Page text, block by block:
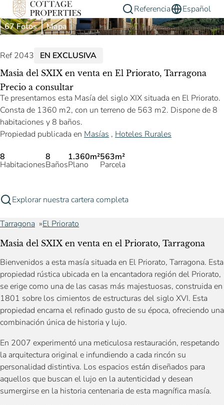
Referencia
Español
67 Fotos
Mapa
Ref 2043 EN EXCLUSIVA
Masia del SXIX en venta en El Priorato, Tarragona
Precio a consultar
Te presentamos esta Masía del siglo XIX situada en El Priorato.
Consta de 1360 m2, con un terreno de 563 m2. Dispone de 8
habitaciones y 8 baños.
Propiedad publicada en Masías , Hoteles Rurales
8
Habitaciones
8
Baños
1.360m²
Plano
563m²
Parcela
Explorar nuestra cartera completa
Tarragona El Priorato
Masia del SXIX en venta en el Priorato, Tarragona
Bienvenidos a esta masía situada en El Priorato, Tarragona. Esta
propiedad rústica ubicada en la encantadora región del Priorato,
se erige como una de las casas más majestuosas, construida en
1801 sobre los cimientos de estructuras del siglo XVI. Esta
propiedad encarna el refinado gusto de su época, ofreciendo una
combinación única de historia y lujo.
En 2007 experimentó una meticulosa restauración, respetando
la arquitectura original e infundiendo a cada rincón su
personalidad distintiva. Los espacios están diseñados para
aquellos que buscan el lujo en la autenticidad y desean
sumergirse en la historia centenaria de esta magnífica masía.